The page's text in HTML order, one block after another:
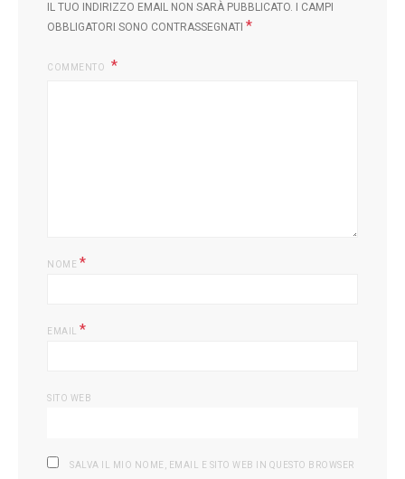
IL TUO INDIRIZZO EMAIL NON SARÀ PUBBLICATO.
I CAMPI
OBBLIGATORI SONO CONTRASSEGNATI *
COMMENTO
NOME *
EMAIL *
SITO WEB
SALVA IL MIO NOME, EMAIL E SITO WEB IN QUESTO BROWSER